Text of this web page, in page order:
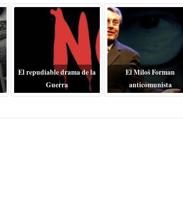
El repudiable drama de la
Guerra
El Miloš Forman
anticomunista